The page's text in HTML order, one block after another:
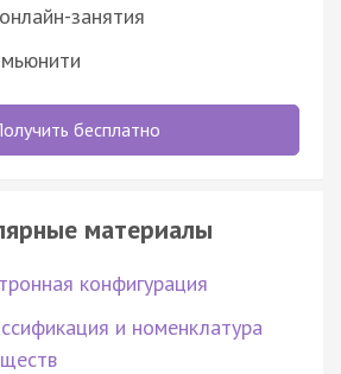
занятия
бесплатно
материалы
конфигурация
и номенклатура